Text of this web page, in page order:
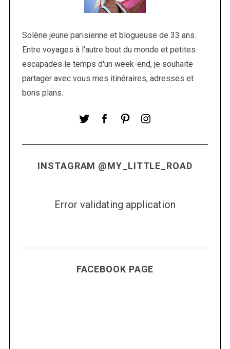
Solène jeune parisienne et blogueuse de 33 ans.
Entre voyages à l'autre bout du monde et petites
escapades le temps d'un week-end, je souhaite
partager avec vous mes itinéraires, adresses et
bons plans.
INSTAGRAM @MY_LITTLE_ROAD
Error validating application
FACEBOOK PAGE